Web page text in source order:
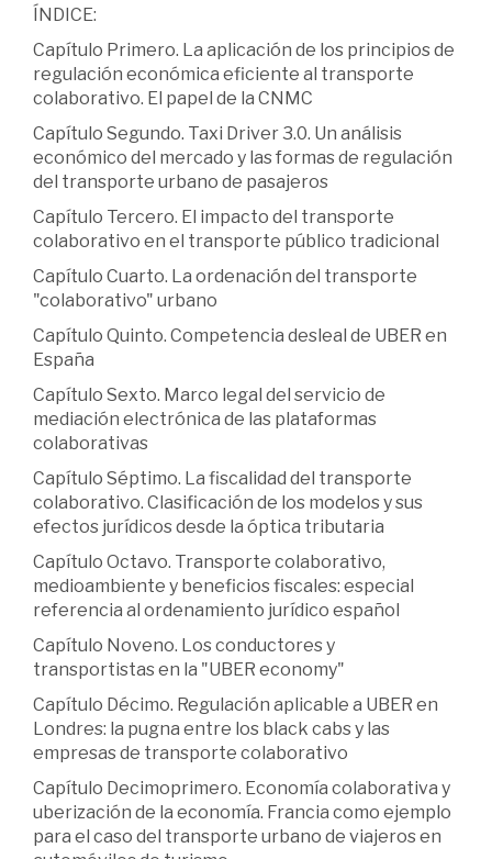
ÍNDICE:
Capítulo Primero. La aplicación de los principios de
regulación económica eficiente al transporte
colaborativo. El papel de la CNMC
Capítulo Segundo. Taxi Driver 3.0. Un análisis
económico del mercado y las formas de regulación
del transporte urbano de pasajeros
Capítulo Tercero. El impacto del transporte
colaborativo en el transporte público tradicional
Capítulo Cuarto. La ordenación del transporte
"colaborativo" urbano
Capítulo Quinto. Competencia desleal de UBER en
España
Capítulo Sexto. Marco legal del servicio de
mediación electrónica de las plataformas
colaborativas
Capítulo Séptimo. La fiscalidad del transporte
colaborativo. Clasificación de los modelos y sus
efectos jurídicos desde la óptica tributaria
Capítulo Octavo. Transporte colaborativo,
medioambiente y beneficios fiscales: especial
referencia al ordenamiento jurídico español
Capítulo Noveno. Los conductores y
transportistas en la "UBER economy"
Capítulo Décimo. Regulación aplicable a UBER en
Londres: la pugna entre los black cabs y las
empresas de transporte colaborativo
Capítulo Decimoprimero. Economía colaborativa y
uberización de la economía. Francia como ejemplo
para el caso del transporte urbano de viajeros en